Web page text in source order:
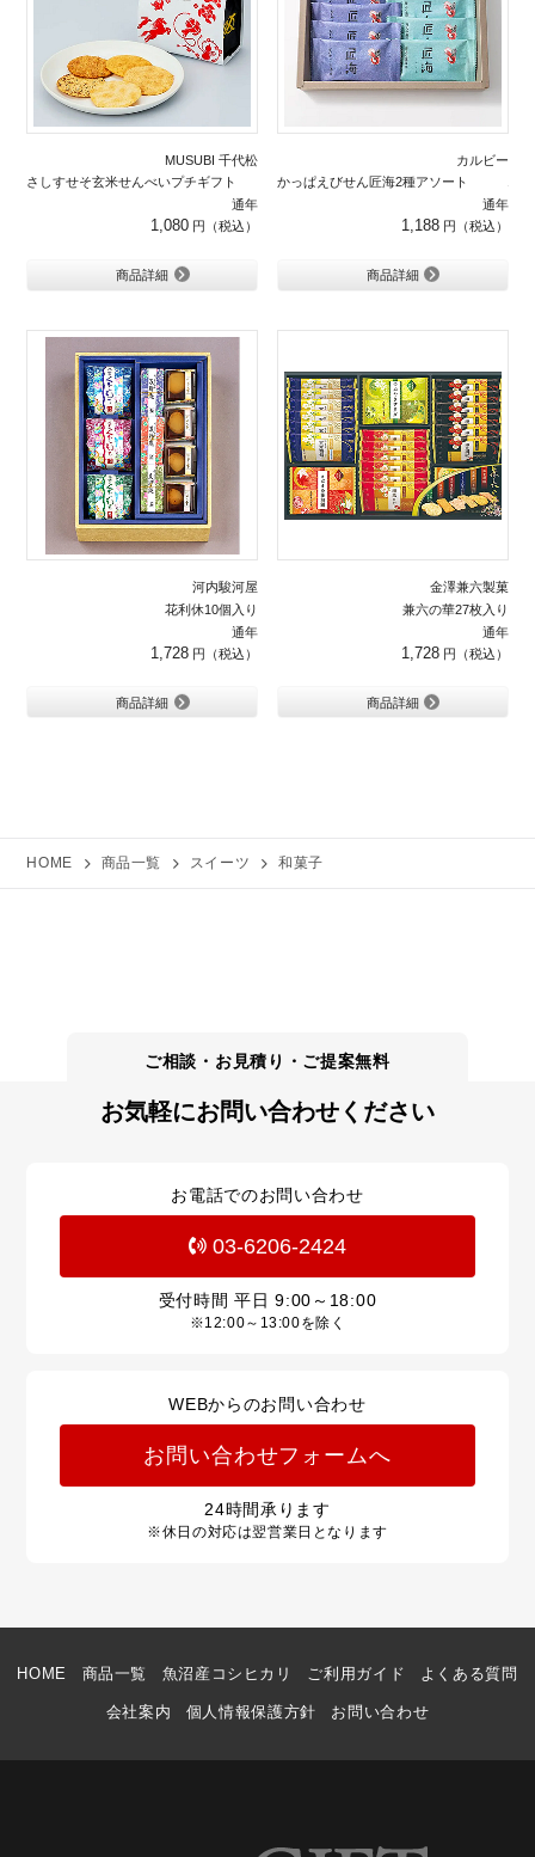
MUSUBI 千代松
さしすせそ玄米せんべいプチギフト 10枚詰合せ
通年
1,080
商品詳細
カルビー
かっぱえびせん匠海2種アソート 11枚
通年
1,188
商品詳細
河内駿河屋
花利休10個入り
通年
1,728
商品詳細
金澤兼六製菓
兼六の華27枚入り
通年
1,728
商品詳細
HOME 商品一覧 スイーツ 和菓子
お気軽にお問い合わせください
お電話でのお問い合わせ
03-6206-2424
受付時間 平日9:00～18:00
※12:00～13:00を除く
WEBからのお問い合わせ
お問い合わせフォームへ
24時間承ります
※休日の対応は翌営業日となります
HOME 商品一覧 魚沼産コシヒカリ ご利用ガイド よくある質問
会社案内 個人情報保護方針 お問い合わせ